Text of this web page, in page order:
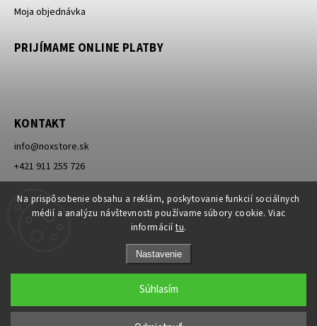
Na prispôsobenie obsahu a reklám, poskytovanie funkcií sociálnych
médií a analýzu návštevnosti používame súbory cookie. Viac
informácií tu.
Nastavenie
Súhlasím
Moja objednávka
PRIJÍMAME ONLINE PLATBY
KONTAKT
info@noxstore.sk
+421 911 255 726
Upraviť nastavenie cookies